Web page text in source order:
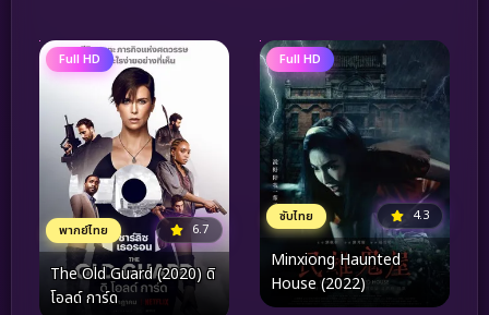
Full HD
พากย์ไทย 6.7
The Old Guard (2020) ดิ
โอลด์ การ์ด
Full HD
ซับไทย 4.3
Minxiong Haunted
House (2022)